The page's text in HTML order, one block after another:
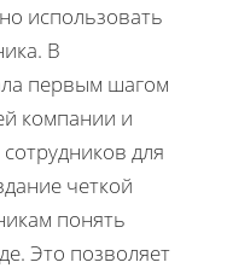
использовать
В
первым шагом
компании и
для
четкой
понять
Это позволяет